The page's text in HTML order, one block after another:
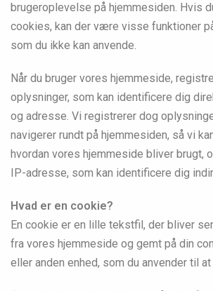
brugeroplevelse på hjemmesiden. Hvis
cookies, kan der være visse funktioner
som du ikke kan anvende.
Når du bruger vores hjemmeside,
oplysninger, som kan identificere dig
og adresse. Vi registrerer dog
navigerer rundt på hjemmesiden, så vi
hvordan vores hjemmeside bliver brugt,
IP-adresse, som kan identificere dig
Hvad er en cookie?
En cookie er en lille tekstfil, der bliver
fra vores hjemmeside og gemt på din
eller anden enhed, som du anvender til